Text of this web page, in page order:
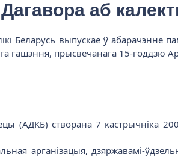
Дагавора аб
Беларусь выпускае ў
гашэння, прысвечанага 15-годдзю
(АДКБ) створана 7 кастрычніка
арганізацыя, дзяржавамі-